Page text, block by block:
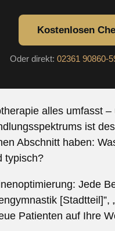
Kostenlosen
Oder direkt: 02361 90860-
alles umfasst
ist
Abschnitt haben:
typisch?
Jede
Patienten auf Ihre